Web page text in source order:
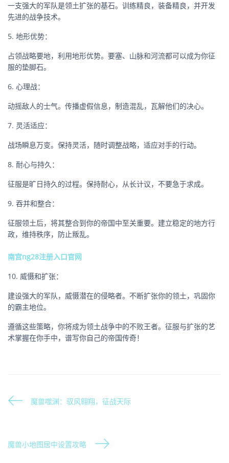
一支强大的军队是领土扩张的基石。训练精良，装备精良，并开发
先进的战争技术。
5. 地形优势：
占领战略要地，利用地形优势。要塞、山脉和河流都可以成为你征
服的垫脚石。
6. 心理战：
动摇敌人的士气。传播虚假信息，制造混乱，瓦解他们的决心。
7. 灵活适应：
战场瞬息万变。保持灵活，随时调整战略，适应对手的行动。
8. 耐心与持久：
征服是旷日持久的过程。保持耐心，从长计议，不要急于求成。
9. 吞并和整合：
征服领土后，将其整合到你的帝国中至关重要。建立稳定的地方行
政，维持秩序，防止叛乱。
南宫ng28注册入口官网
10. 威慑和扩张：
建设强大的军队，威慑潜在的侵略者。不断扩张你的领土，巩固你
的霸主地位。
遵循这些策略，你将成为领土战争中的不败王者。征服与扩张的艺
术掌握在你手中，谱写你自己的帝国传奇！
魔兽噬渊：驭风翱翔，征战天际
魔兽小地图居中设置攻略